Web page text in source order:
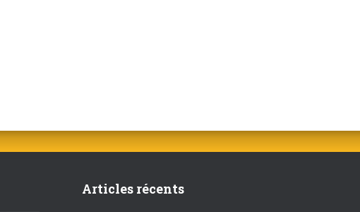
Articles récents